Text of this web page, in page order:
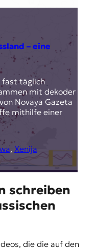
– eine
fast täglich
mit dekoder
Novaya Gazeta
mithilfe einer
, Xenija
schreiben